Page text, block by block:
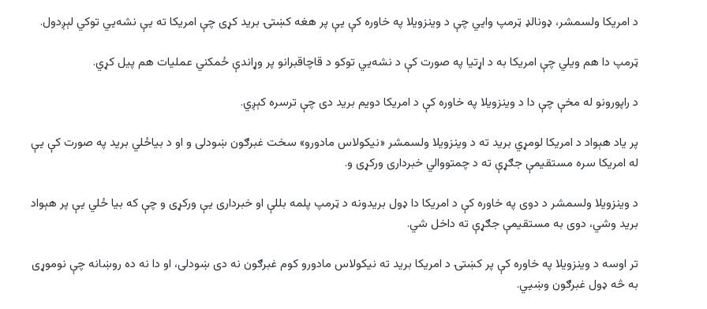
د امریکا ولسمشر، ډونالډ ټرمپ وایي چې د وینزویلا په خاوره کې یې پر هغه کښتۍ برید کړی چې امریکا ته یې نشه‌يي توکي لېږدول.
ټرمپ دا هم ویلي چې امریکا به د اړتیا په صورت کې د نشه‌يي توکو د قاچاقبرانو پر وړاندې ځمکني عملیات هم پیل کړي.
د راپورونو له مخې چې دا د وینزویلا په خاوره کې د امریکا دویم برید دی چې ترسره کېږي.
پر یاد هېواد د امریکا لومړي برید ته د وینزویلا ولسمشر «نیکولاس مادورو» سخت غبرګون ښودلی و او د بیاځلي برید په صورت کې یې
له امریکا سره مستقیمې جګړې ته د چمتووالي خبرداری ورکړی و.
د وینزویلا ولسمشر د دوی په خاوره کې د امریکا دا ډول بریدونه د ټرمپ پلمه بللې او خبرداری یې ورکړی و چې که بیا ځلي یې پر هېواد
برید وشي، دوی به مستقیمې جګړې ته داخل شي.
تر اوسه د وینزویلا په خاوره کې پر کښتۍ د امریکا برید ته نیکولاس مادورو کوم غبرګون نه دی ښودلی، او دا نه ده روښانه چې نوموړی
به څه ډول غبرګون وښيي.